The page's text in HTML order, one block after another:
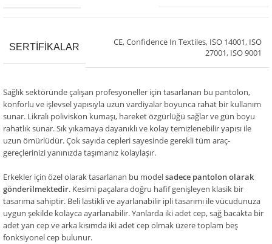
SERTIFIKALAR CE,Confidence In Textiles, ISO 14001, ISO
27001, ISO 9001
Sağlık sektöründe çalışan profesyoneller için tasarlanan bu pantolon,
konforlu ve işlevsel yapısıyla uzun vardiyalar boyunca rahat bir kullanım
sunar. Likralı poliviskon kumaşı, hareket özgürlüğü sağlar ve gün boyu
rahatlık sunar. Sık yıkamaya dayanıklı ve kolay temizlenebilir yapısı ile
uzun ömürlüdür. Çok sayıda cepleri sayesinde gerekli tüm araç-
gereçlerinizi yanınızda taşımanız kolaylaşır.
Erkekler için özel olarak tasarlanan bu modelsadece pantolon olarak
gönderilmektedir. Kesimi paçalara doğru hafif genişleyen klasik bir
tasarıma sahiptir. Beli lastikli ve ayarlanabilir ipli tasarımı ile vücudunuza
uygun şekilde kolayca ayarlanabilir. Yanlarda iki adet cep, sağ bacakta bir
adet yan cep ve arka kısımda iki adet cep olmak üzere toplam beş
fonksiyonel cep bulunur.